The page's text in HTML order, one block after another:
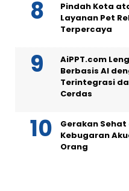
Pindah Kota
Layanan Pet
Terpercaya
AiPPT.com
Berbasis AI
Terintegrasi
Cerdas
Gerakan
Kebugaran
Orang